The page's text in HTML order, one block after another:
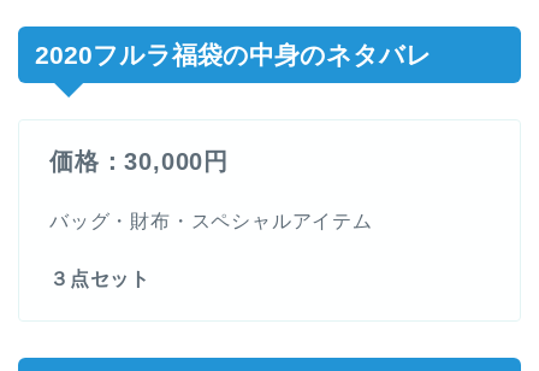
2020フルラ福袋の中身のネタバレ
価格：30,000円
バッグ・財布・スペシャルアイテム
３点セット